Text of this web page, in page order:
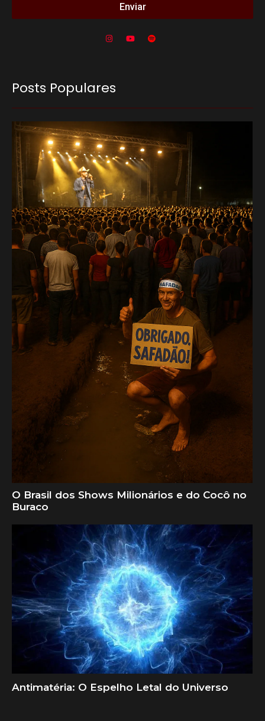
Enviar
Posts Populares
O Brasil dos Shows Milionários e do Cocô no
Buraco
Antimatéria: O Espelho Letal do Universo